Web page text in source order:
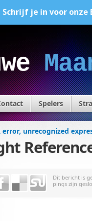
Spelers
error, unrecognized
Dit bericht is
pings zijn